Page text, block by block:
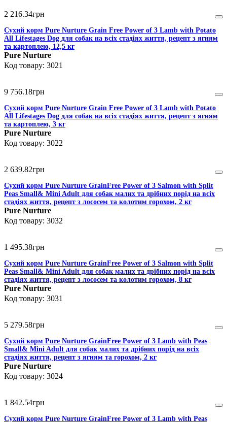
2 216.34грн
Сухий корм Pure Nurture Grain Free Power of 3 Lamb with Potato
All Lifestages Dog для собак на всіх стадіях життя, рецепт з ягням
та картоплею, 12,5 кг
Pure Nurture
3021
9 756.18грн
Сухий корм Pure Nurture Grain Free Power of 3 Lamb with Potato
All Lifestages Dog для собак на всіх стадіях життя, рецепт з ягням
та картоплею, 3 кг
Pure Nurture
3022
2 639.82грн
Сухий корм Pure Nurture GrainFree Power of 3 Salmon with Split
Peas Small& Mini Adult для собак малих та дрібних порід на всіх
стадіях життя, рецепт з лососем та колотим горохом, 2 кг
Pure Nurture
3032
1 495.38грн
Сухий корм Pure Nurture GrainFree Power of 3 Salmon with Split
Peas Small& Mini Adult для собак малих та дрібних порід на всіх
стадіях життя, рецепт з лососем та колотим горохом, 8 кг
Pure Nurture
3031
5 279.58грн
Сухий корм Pure Nurture GrainFree Power of 3 Lamb with Peas
Small& Mini Adult для собак малих та дрібних порід на всіх
стадіях життя, рецепт з ягням та горохом, 2 кг
Pure Nurture
3024
1 842.54грн
Сухий корм Pure Nurture GrainFree Power of 3 Lamb with Peas